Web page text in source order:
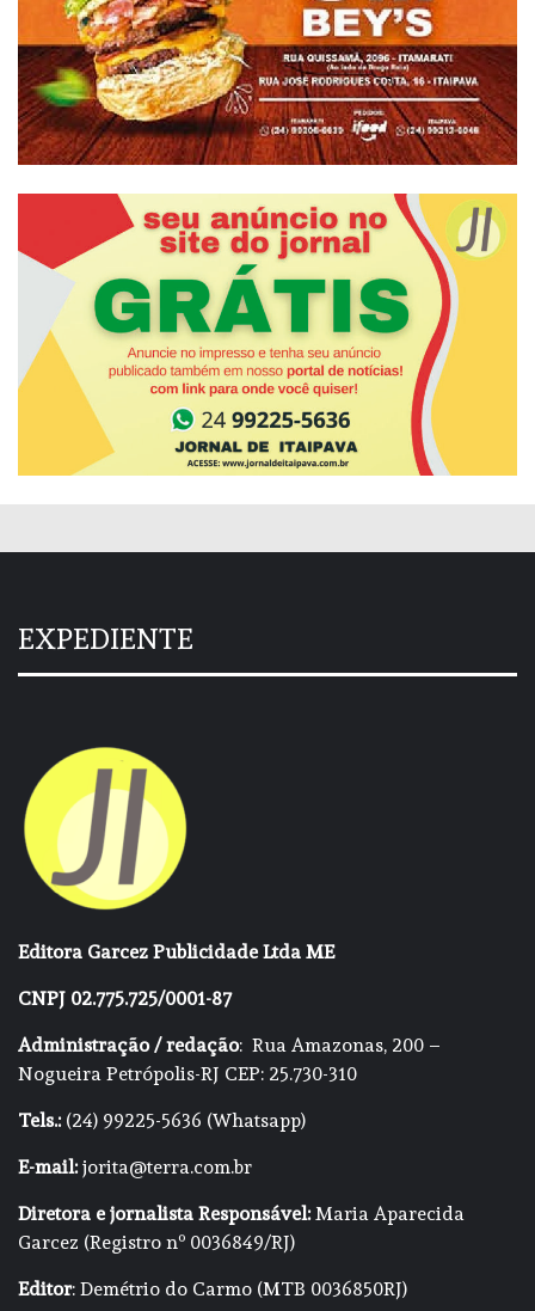
EXPEDIENTE
Editora Garcez Publicidade Ltda ME
CNPJ 02.775.725/0001-87
Administração / redação: Rua Amazonas, 200 –
Nogueira Petrópolis-RJ CEP: 25.730-310
Tels.:(24) 99225-5636 (Whatsapp)
E-mail:jorita@terra.com.br
Diretora e jornalista Responsável:Maria Aparecida
Garcez (Registro nº 0036849/RJ)
Editor: Demétrio do Carmo (MTB 0036850RJ)